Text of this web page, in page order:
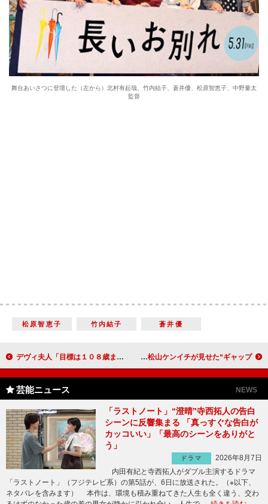
舞台あいさつに登壇した（左から）北村有起哉、竹内結子、蒼井優、松原智恵子、中野量太
監督
松原智恵子 竹内結子 蒼井優
デヴィ夫人「目標は１０８歳まで生きること」 東幹久と歯の健康、オーラルケアの大切さを語る 堺雅人「この人に付いていこうと思った」 初共演松山ケンイチが見せた“ギャップ”
芸能ニュース NEWS
「ラストノート」“澄晴”寺西拓人の告白
シーンに反響集まる 「真っすぐな告白が
カッコいい」「最高のシーンをありがと
う」
ドラマ
2026年8月7日
内田有紀と寺西拓人がダブル主演するドラマ
「ラストノート」（フジテレビ系）の第5話が、6日に放送された。（※以下、
ネタバレを含みます） 本作は、環境も積み重ねてきた人生も全く違う、交わ